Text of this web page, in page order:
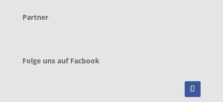
Partner
Folge uns auf Facbook